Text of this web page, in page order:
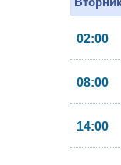
02:00
08:00
14:00